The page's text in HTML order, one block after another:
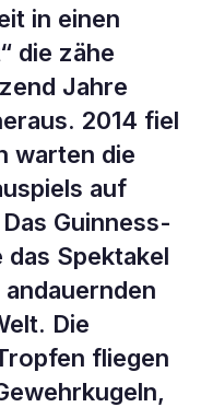
in einen
die zähe
Jahre
2014 fiel
warten die
auf
Guinness-
Spektakel
Die
fliegen